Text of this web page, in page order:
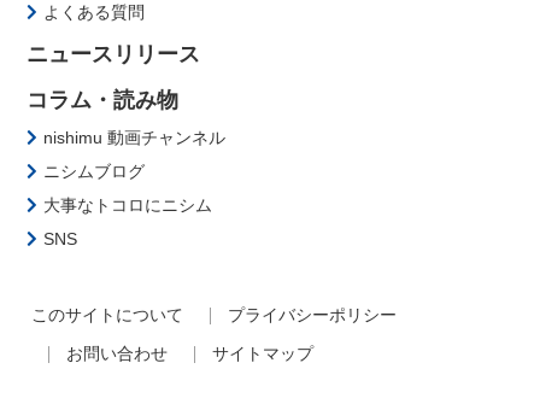
よくある質問
ニュースリリース
コラム・読み物
nishimu 動画チャンネル
ニシムブログ
大事なトコロにニシム
SNS
このサイトについて
プライバシーポリシー
お問い合わせ
サイトマップ